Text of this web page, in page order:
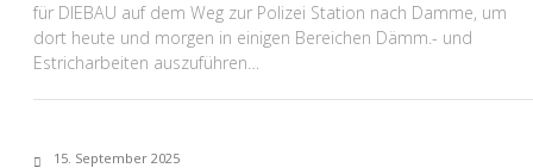
für DIEBAU auf dem Weg zur Polizei Station nach Damme, um
dort heute und morgen in einigen Bereichen Dämm.- und
Estricharbeiten auszuführen…
15. September 2025